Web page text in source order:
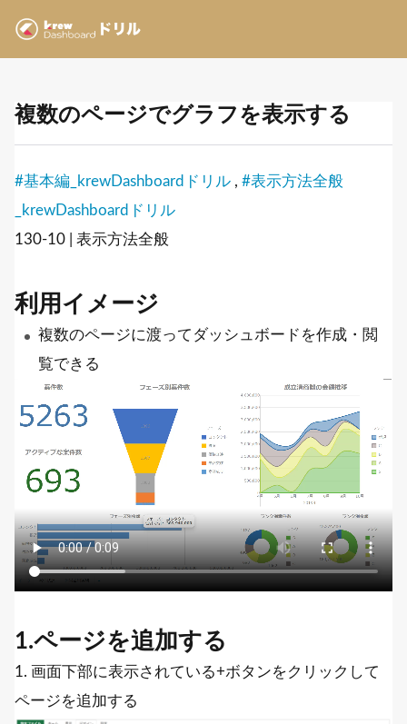
複数のページでグラフを表示する
#基本編_krewDashboardドリル , #表示方法全般
_krewDashboardドリル
130-10 | 表示方法全般
利用イメージ
複数のページに渡ってダッシュボードを作成・閲
覧できる
1.ページを追加する
1. 画面下部に表示されている+ボタンをクリックして
ページを追加する